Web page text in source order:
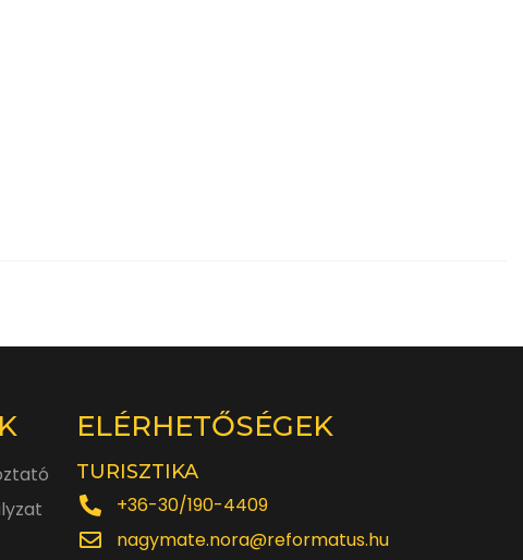
ELÉRHETŐSÉGEK
TURISZTIKA
+36-30/190-4409
nagymate.nora@reformatus.hu